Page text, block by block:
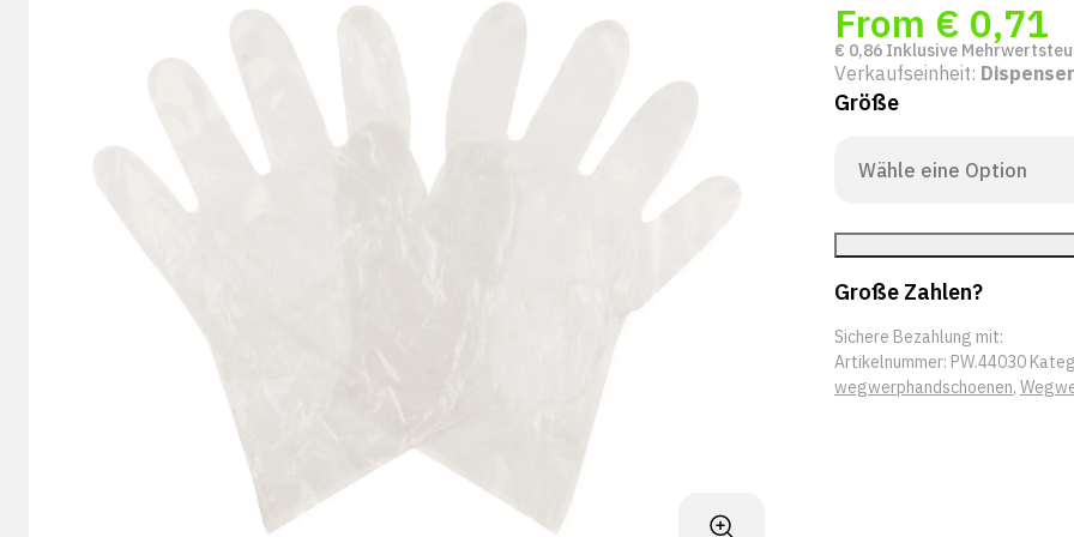
From € 0,71
€ 0,86 Inklusive
Verkaufseinheit: Dispenser
Größe
Große Zahlen?
Sichere Bezahlung mit:
Artikelnummer: PW.44030
wegwerphandschoenen,